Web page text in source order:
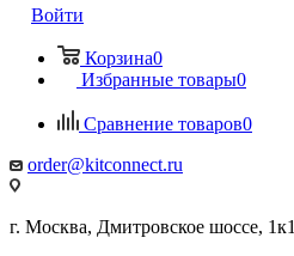
Войти
Корзина0
Избранные товары0
Сравнение товаров0
order@kitconnect.ru
г. Москва, Дмитровское шоссе, 1к1